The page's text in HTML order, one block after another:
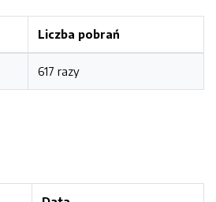
Liczba pobrań
617 razy